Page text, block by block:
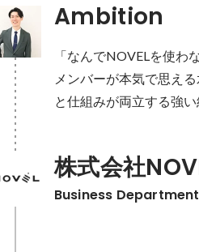
Ambition
「なんでNOVELを使わ
メンバーが本気で思え
と仕組みが両立する強
株式会社
Business